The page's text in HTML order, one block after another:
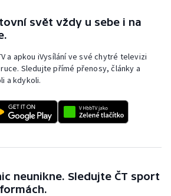
svět vždy u sebe i na
a apkou iVysílání ve své chytré televizi
Sledujte přímé přenosy, články a
a kdykoli.
neunikne. Sledujte ČT sport